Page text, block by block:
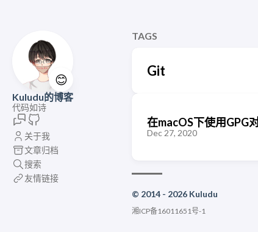
😊
Kuludu的博客
代码如诗
关于我
文章归档
搜索
友情链接
TAGS
Git
在macOS下使用GPG
Dec 27, 2020
© 2014 - 2026 Kuludu
湘ICP备16011651号-1